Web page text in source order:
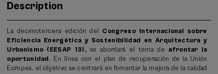
Description
La decimotercera edición del Congreso Internacional sobre
Eficiencia Energética y Sostenibilidad en Arquitectura y
Urbanismo (EESAP 13), se abordará el tema de afrontar la
oportunidad. En línea con el plan de recuperación de la Unión
Europea, el objetivo se centrará en fomentar la mejora de la calidad